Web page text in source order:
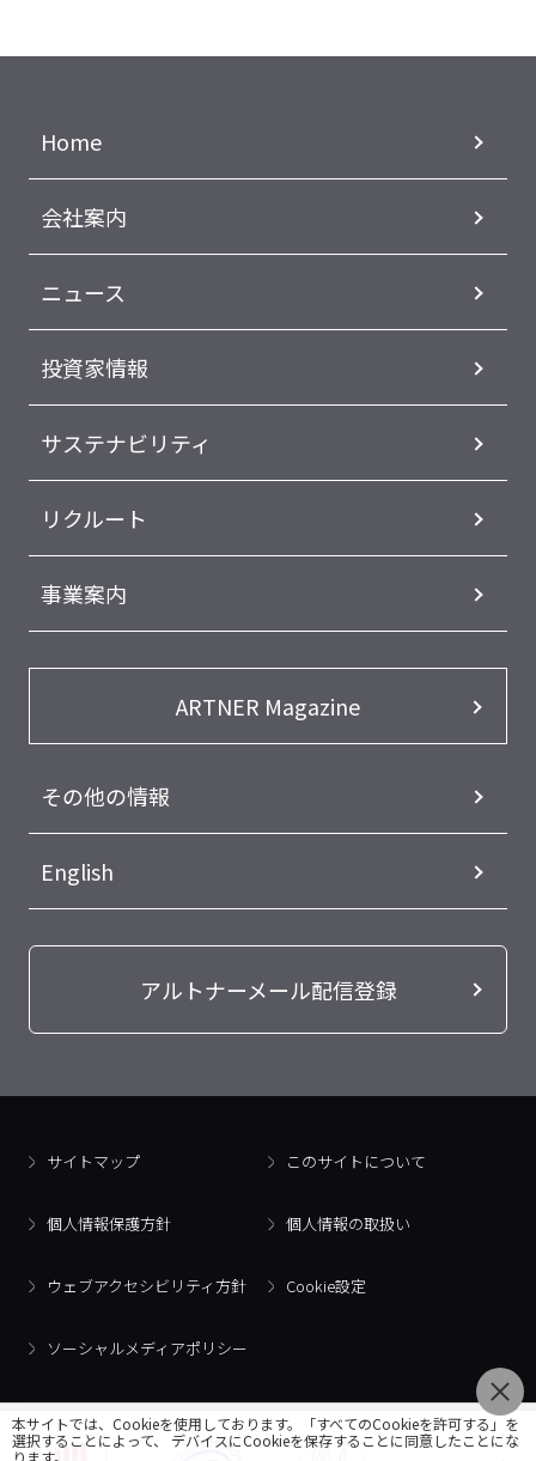
Home
会社案内
ニュース
投資家情報
サステナビリティ
リクルート
事業案内
ARTNER Magazine
その他の情報
English
アルトナーメール配信登録
サイトマップ このサイトについて
個人情報保護方針 個人情報の取扱い
ウェブアクセシビリティ方針 Cookie設定
ソーシャルメディアポリシー
本サイトでは、Cookieを使用しております。「すべてのCookieを許可する」を
選択することによって、 デバイスにCookieを保存することに同意したことにな
ります。